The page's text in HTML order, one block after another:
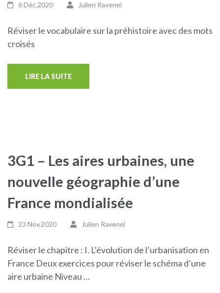
6 Déc,2020 Julien Ravenel
Réviser le vocabulaire sur la préhistoire avec des mots
croisés
LIRE LA SUITE
3G1 – Les aires urbaines, une
nouvelle géographie d’une
France mondialisée
23 Nov,2020 Julien Ravenel
Réviser le chapitre : I. L’évolution de l’urbanisation en
France Deux exercices pour réviser le schéma d’une
aire urbaine Niveau …